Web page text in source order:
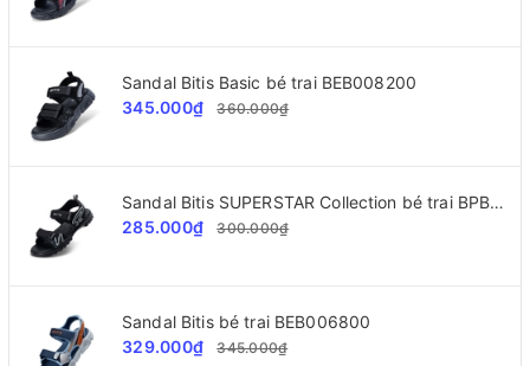
Sandal Bitis Basic bé trai BEB008200
345.000₫
360.000₫
Sandal Bitis SUPERSTAR Collection bé trai BPB002300
285.000₫
300.000₫
Sandal Bitis bé trai BEB006800
329.000₫
345.000₫